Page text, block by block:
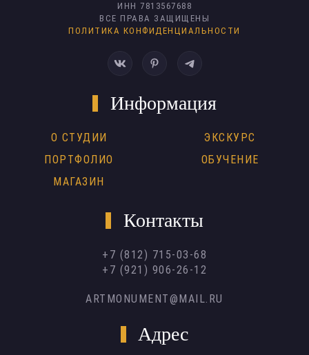
ИНН 7813567688
ВСЕ ПРАВА ЗАЩИЩЕНЫ
ПОЛИТИКА КОНФИДЕНЦИАЛЬНОСТИ
Информация
О СТУДИИ
ПОРТФОЛИО
МАГАЗИН
ЭКСКУРС
ОБУЧЕНИЕ
Контакты
+7 (812) 715-03-68
+7 (921) 906-26-12
ARTMONUMENT@MAIL.RU
Адрес